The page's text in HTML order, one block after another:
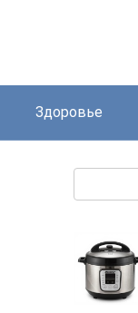
Здоровье